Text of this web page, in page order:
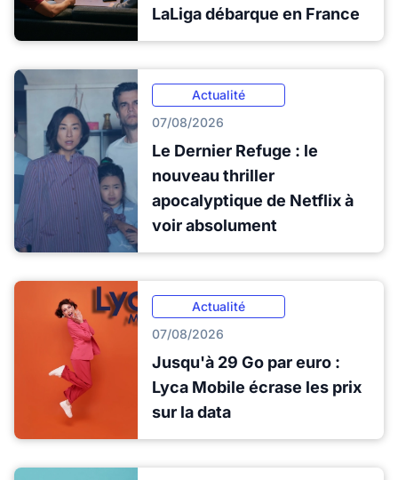
LaLiga débarque en France
Actualité
07/08/2026
Le Dernier Refuge : le
nouveau thriller
apocalyptique de Netflix à
voir absolument
Actualité
07/08/2026
Jusqu'à 29 Go par euro :
Lyca Mobile écrase les prix
sur la data